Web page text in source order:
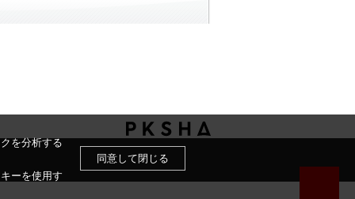
を分析する
ーを使用す
同意して閉じる